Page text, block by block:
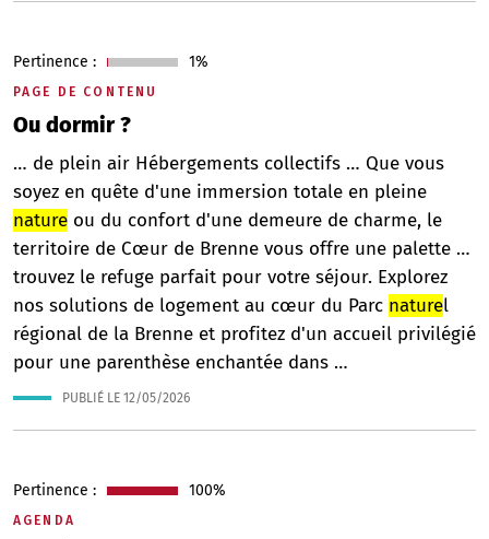
PAGE DE CONTENU
Ou dormir ?
Pertinence : 1%
… de plein air Hébergements collectifs … Que vous
soyez en quête d'une immersion totale en pleine
nature ou du confort d'une demeure de charme, le
territoire de Cœur de Brenne vous offre une palette …
trouvez le refuge parfait pour votre séjour. Explorez
nos solutions de logement au cœur du Parc naturel
régional de la Brenne et profitez d'un accueil privilégié
pour une parenthèse enchantée dans …
PUBLIÉ LE 12/05/2026
AGENDA
Pertinence : 100%